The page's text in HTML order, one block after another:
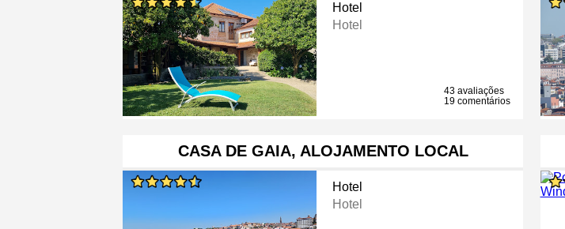
Hotel
Hotel
43 avaliações
19 comentários
CASA DE GAIA, ALOJAMENTO LOCAL
Hotel
Hotel